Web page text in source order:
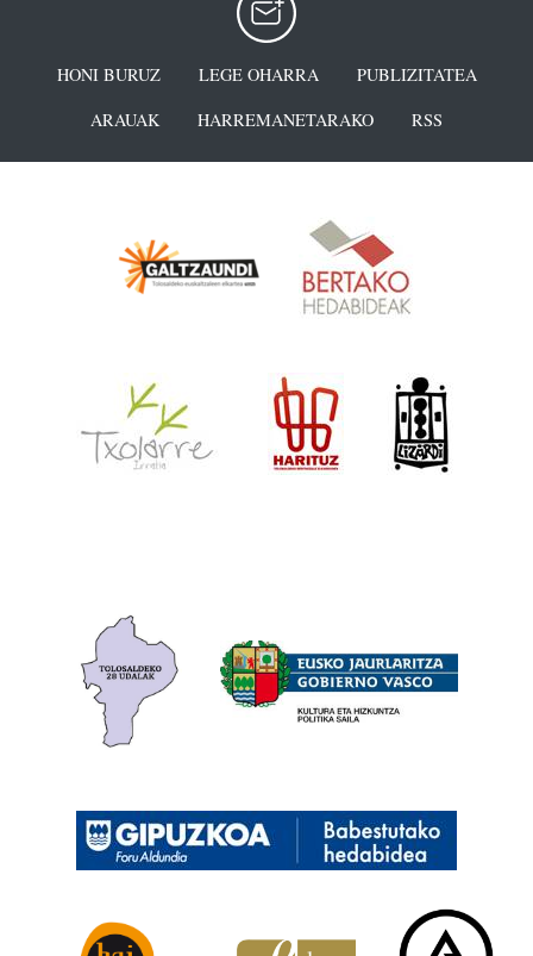
HONI BURUZ LEGE OHARRA
PUBLIZITATEA
ARAUAK
HARREMANETARAKO RSS